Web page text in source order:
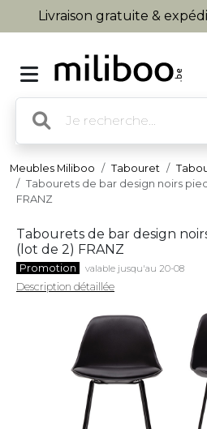
Livraison gratuite &
Meubles Miliboo Tabouret
Tabourets de bar design noirs
FRANZ
Tabourets de bar design
(lot de 2) FRANZ
Promotion valable jusqu'au 20-08
Description détaillée